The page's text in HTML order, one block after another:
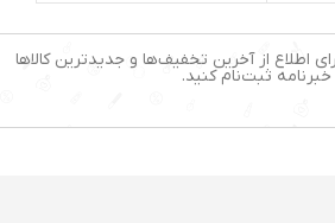
ضد
جنس المنت:سرامیک
تعداد سری:2 عدد
قابلیت تولید باد سرد:دارد
اطلاع از آخرین تخفیف‌ها و جدیدترین کالاها
خبرنامه ثبت‌نام کنید.